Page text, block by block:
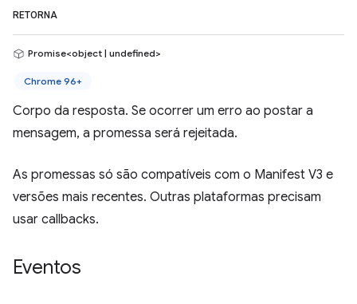
RETORNA
Promise<object | undefined>
Chrome 96+
Corpo da resposta. Se ocorrer um erro ao postar a
mensagem, a promessa será rejeitada.
As promessas só são compatíveis com o Manifest V3 e
versões mais recentes. Outras plataformas precisam
usar callbacks.
Eventos